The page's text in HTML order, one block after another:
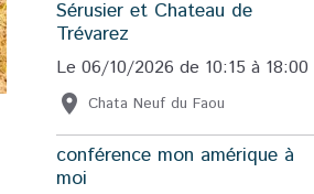
Sérusier et Chateau de
Trévarez
Le 06/10/2026 de 10:15 à 18:00
Chata Neuf du Faou
conférence mon amérique à
moi